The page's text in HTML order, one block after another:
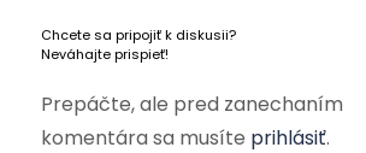
Chcete sa pripojiť k diskusii?
Neváhajte prispieť!
Prepáčte, ale pred zanechaním
komentára sa musíte prihlásiť.